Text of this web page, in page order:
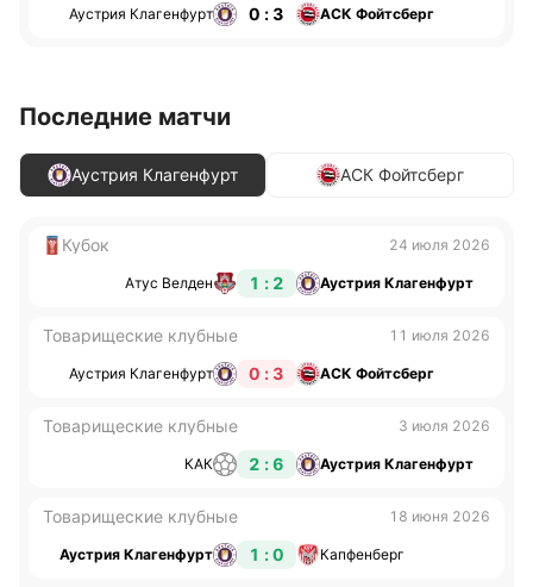
Аустрия Клагенфурт 0 : 3 АСК Фойтсберг
Последние матчи
Аустрия Клагенфурт АСК Фойтсберг
Кубок 24 июля 2026
Атус Велден 1 : 2 Аустрия Клагенфурт
Товарищеские клубные 11 июля 2026
Аустрия Клагенфурт 0 : 3 АСК Фойтсберг
Товарищеские клубные 3 июля 2026
КАК 2 : 6 Аустрия Клагенфурт
Товарищеские клубные 18 июня 2026
Аустрия Клагенфурт 1 : 0 Капфенберг